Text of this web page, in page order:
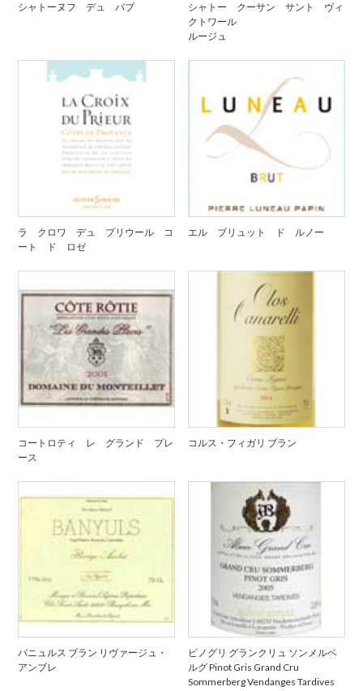
シャトーヌフ デュ パプ
シャトー クーサン サント ヴィ
クトワール
ルージュ
ラ クロワ デュ プリウール コ
ート ド ロゼ
エル ブリュット ド ルノー
コートロティ レ グランド プレ
ース
コルス・フィガリ ブラン
バニュルス ブラン リヴァージュ・
アンブレ
ピノグリ グランクリュ ソンメルベ
ルグ Pinot Gris Grand Cru
Sommerberg Vendanges Tardives